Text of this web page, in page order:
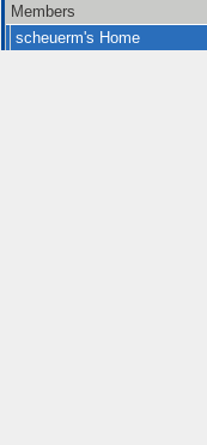
Members
scheuerm's Home